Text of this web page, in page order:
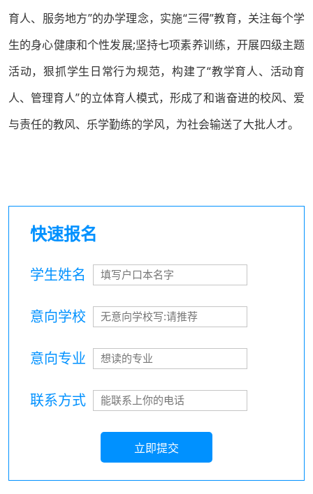
育人、服务地方”的办学理念，实施“三得”教育，关注每个学
生的身心健康和个性发展;坚持七项素养训练，开展四级主题
活动，狠抓学生日常行为规范，构建了“教学育人、活动育
人、管理育人”的立体育人模式，形成了和谐奋进的校风、爱
与责任的教风、乐学勤练的学风，为社会输送了大批人才。
快速报名
学生姓名
意向学校
意向专业
联系方式
立即提交